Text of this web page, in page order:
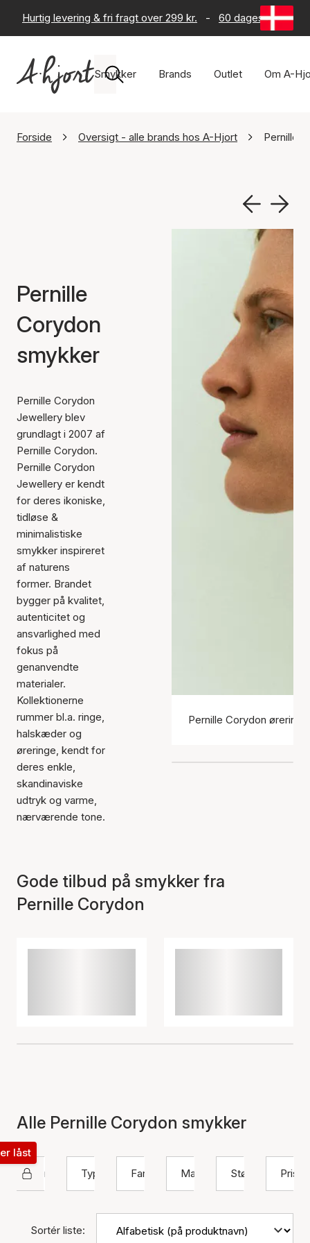
Hurtig levering & fri fragt over 299 kr. - 60 dages returret
Smykker Brands Outlet Om A-
Forside Oversigt - alle brands hos A-Hjort Pernille
Pernille
Corydon
smykker
Pernille Corydon
Jewellery blev
grundlagt i 2007 af
Pernille Corydon.
Pernille Corydon
Jewellery er kendt
for deres ikoniske,
tidløse &
minimalistiske
smykker inspireret
af naturens
former. Brandet
bygger på kvalitet,
autenticitet og
ansvarlighed med
fokus på
genanvendte
materialer.
Kollektionerne
rummer bl.a. ringe,
halskæder og
øreringe, kendt for
deres enkle,
skandinaviske
udtryk og varme,
nærværende tone.
Pernille Corydon øreringe
Gode tilbud på smykker fra
Pernille Corydon
Alle Pernille Corydon smykker
Pernille Corydon
låst
Type
Farve Materiale Størrelse Pris
Sortér liste: